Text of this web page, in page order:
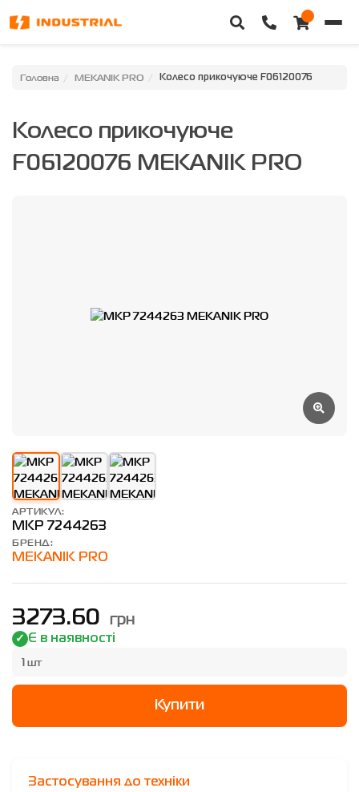
Головна
Категорії
Особистий кабінет
Головна MEKANIK PRO Колесо прикочуюче F06120076
Колесо прикочуюче
F06120076 MEKANIK PRO
АРТИКУЛ:
MKP 7244263
БРЕНД:
MEKANIK PRO
3273.60 грн
Є в наявності
1 шт
Купити
Застосування до техніки